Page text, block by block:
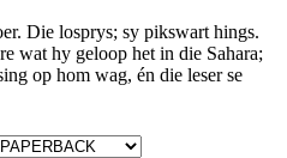
Die losprys; sy pikswart hings.
wat hy geloop het in die Sahara;
op hom wag, én die leser se